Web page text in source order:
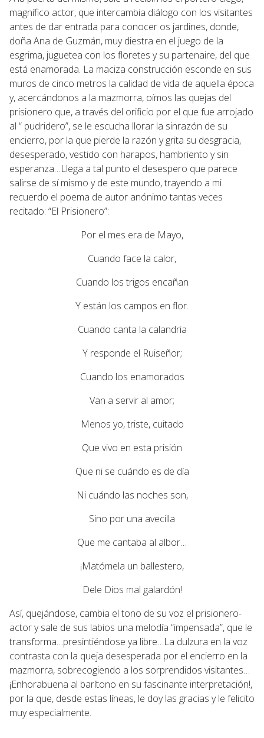
magnífico actor, que intercambia diálogo con los visitantes
antes de dar entrada para conocer os jardines, donde,
doña Ana de Guzmán, muy diestra en el juego de la
esgrima, juguetea con los floretes y su partenaire, del que
está enamorada. La maciza construcción esconde en sus
muros de cinco metros la calidad de vida de aquella época
y, acercándonos a la mazmorra, oímos las quejas del
prisionero que, a través del orificio por el que fue arrojado
al “ pudridero”, se le escucha llorar la sinrazón de su
encierro, por la que pierde la razón y grita su desgracia,
desesperado, vestido con harapos, hambriento y sin
esperanza…Llega a tal punto el desespero que parece
salirse de sí mismo y de este mundo, trayendo a mi
recuerdo el poema de autor anónimo tantas veces
recitado: “El Prisionero”:
Por el mes era de Mayo,
Cuando face la calor,
Cuando los trigos encañan
Y están los campos en flor.
Cuando canta la calandria
Y responde el Ruiseñor;
Cuando los enamorados
Van a servir al amor;
Menos yo, triste, cuitado
Que vivo en esta prisión
Que ni se cuándo es de día
Ni cuándo las noches son,
Sino por una avecilla
Que me cantaba al albor…
¡Matómela un ballestero,
Dele Dios mal galardón!
Así, quejándose, cambia el tono de su voz el prisionero-
actor y sale de sus labios una melodía “impensada”, que le
transforma…presintiéndose ya libre…La dulzura en la voz
contrasta con la queja desesperada por el encierro en la
mazmorra, sobrecogiendo a los sorprendidos visitantes…
¡Enhorabuena al barítono en su fascinante interpretación!,
por la que, desde estas líneas, le doy las gracias y le felicito
muy especialmente.